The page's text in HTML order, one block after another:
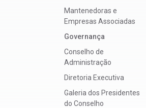
Mantenedoras e
Empresas Associadas
Governança
Conselho de
Administração
Diretoria Executiva
Galeria dos Presidentes
do Conselho